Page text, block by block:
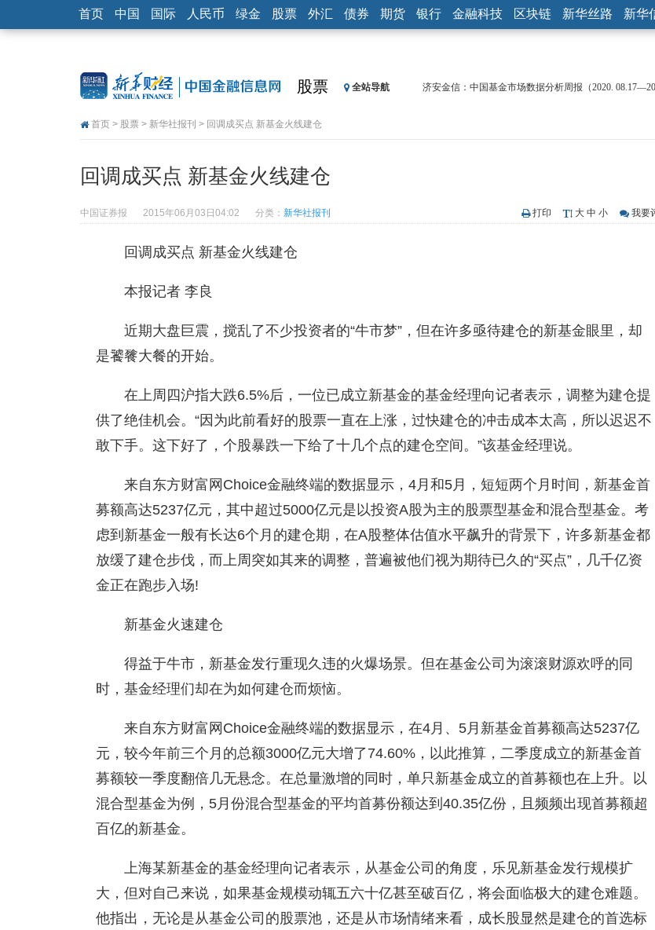
首页 中国 国际 人民币 绿金 股票 外汇 债券 期货 银行 金融科技 区块链 新华丝路 新华
股票 全站导航
济安金信：中国基金市场数据分析周报（2020.
济安金信：中国基金市场数据分析周报（2020.
基本面及股市双轮冲击 债市回调十年期债表现最弱
首页 > 股票 > 新华社报刊 > 回调成买点 新基金火线建仓
回调成买点 新基金火线建仓
中国证券报 2015年06月03日04:02 分类： 新华社报刊 打印 大 中 小 我要
回调成买点 新基金火线建仓
本报记者 李良
近期大盘巨震，搅乱了不少投资者的“牛市梦”，但在许多亟待建仓的新基金眼里，却
是饕餮大餐的开始。
在上周四沪指大跌6.5%后，一位已成立新基金的基金经理向记者表示，调整为建仓提
供了绝佳机会。“因为此前看好的股票一直在上涨，过快建仓的冲击成本太高，所以迟迟不
敢下手。这下好了，个股暴跌一下给了十几个点的建仓空间。”该基金经理说。
来自东方财富网Choice金融终端的数据显示，4月和5月，短短两个月时间，新基金首
募额高达5237亿元，其中超过5000亿元是以投资A股为主的股票型基金和混合型基金。考
虑到新基金一般有长达6个月的建仓期，在A股整体估值水平飙升的背景下，许多新基金都
放缓了建仓步伐，而上周突如其来的调整，普遍被他们视为期待已久的“买点”，几千亿资
金正在跑步入场!
新基金火速建仓
得益于牛市，新基金发行重现久违的火爆场景。但在基金公司为滚滚财源欢呼的同
时，基金经理们却在为如何建仓而烦恼。
来自东方财富网Choice金融终端的数据显示，在4月、5月新基金首募额高达5237亿
元，较今年前三个月的总额3000亿元大增了74.60%，以此推算，二季度成立的新基金首
募额较一季度翻倍几无悬念。在总量激增的同时，单只新基金成立的首募额也在上升。以
混合型基金为例，5月份混合型基金的平均首募份额达到40.35亿份，且频频出现首募额超
百亿的新基金。
上海某新基金的基金经理向记者表示，从基金公司的角度，乐见新基金发行规模扩
大，但对自己来说，如果基金规模动辄五六十亿甚至破百亿，将会面临极大的建仓难题。
他指出，无论是从基金公司的股票池，还是从市场情绪来看，成长股显然是建仓的首选标
菲律宾：防